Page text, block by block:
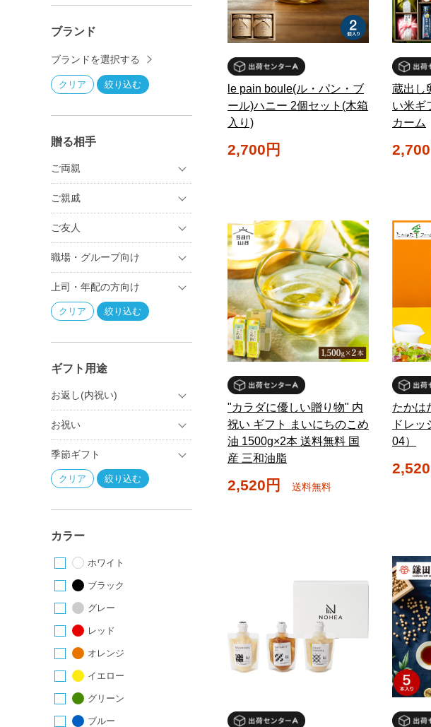
ブランド
ブランドを選択する
贈る相手
ご両親
ご親戚
ご友人
職場・グループ向け
上司・年配の方向け
ギフト用途
お返し(内祝い)
お祝い
季節ギフト
カラー
ホワイト
ブラック
グレー
レッド
オレンジ
イエロー
グリーン
ブルー
le pain boule(ル・パン・ブ
ール)ハニー 2個セット(木箱
入り)
2,700円
蔵出し
い米ギ
カーム
2,700
"カラダに優しい贈り物" 内
祝い ギフト まいにちのこめ
油 1500g×2本 送料無料 国
産 三和油脂
2,520円 送料無料
たかは
ドレ
04）
2,520